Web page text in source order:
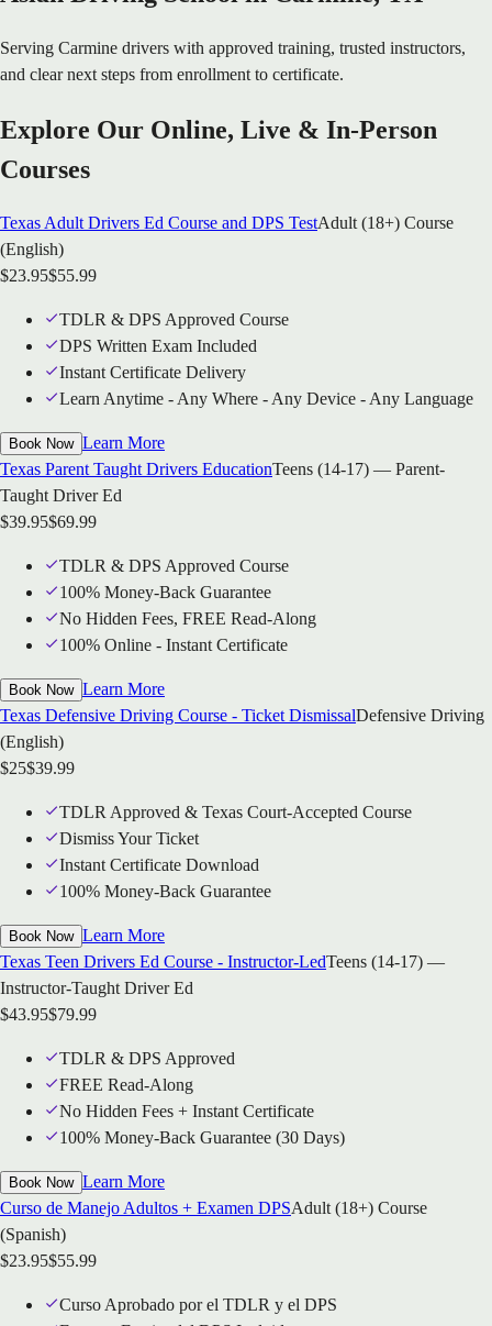
Serving Carmine drivers with approved training, trusted instructors,
and clear next steps from enrollment to certificate.
Explore Our Online, Live & In-Person
Courses
Texas Adult Drivers Ed Course and DPS TestAdult (18+) Course
(English)
$23.95$55.99
TDLR & DPS Approved Course
DPS Written Exam Included
Instant Certificate Delivery
Learn Anytime - Any Where - Any Device - Any Language
Book Now Learn More
Texas Parent Taught Drivers EducationTeens (14-17) — Parent-
Taught Driver Ed
$39.95$69.99
TDLR & DPS Approved Course
100% Money-Back Guarantee
No Hidden Fees, FREE Read-Along
100% Online - Instant Certificate
Book Now Learn More
Texas Defensive Driving Course - Ticket DismissalDefensive Driving
(English)
$25$39.99
TDLR Approved & Texas Court-Accepted Course
Dismiss Your Ticket
Instant Certificate Download
100% Money-Back Guarantee
Book Now Learn More
Texas Teen Drivers Ed Course - Instructor-LedTeens (14-17) —
Instructor-Taught Driver Ed
$43.95$79.99
TDLR & DPS Approved
FREE Read-Along
No Hidden Fees + Instant Certificate
100% Money-Back Guarantee (30 Days)
Book Now Learn More
Curso de Manejo Adultos + Examen DPSAdult (18+) Course
(Spanish)
$23.95$55.99
Curso Aprobado por el TDLR y el DPS